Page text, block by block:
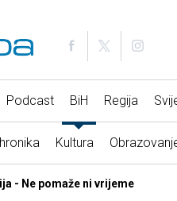
Podcast BiH Regija
Kultura
- Ne pomaže ni vrijeme